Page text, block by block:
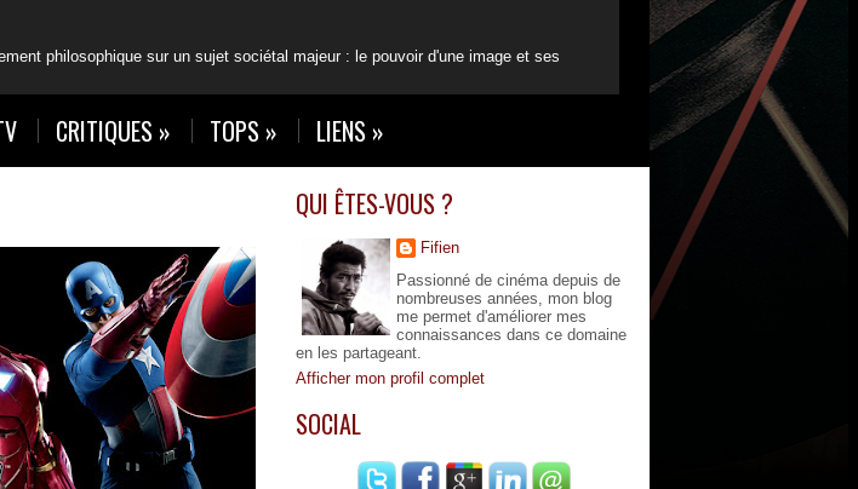
philosophique sur un sujet sociétal majeur : le pouvoir d'une image et ses
CRITIQUES » TOPS » LIENS »
QUI ÊTES-VOUS ?
Fifien
Passionné de cinéma depuis de
nombreuses années, mon blog
me permet d'améliorer mes
connaissances dans ce domaine
en les partageant.
Afficher mon profil complet
SOCIAL